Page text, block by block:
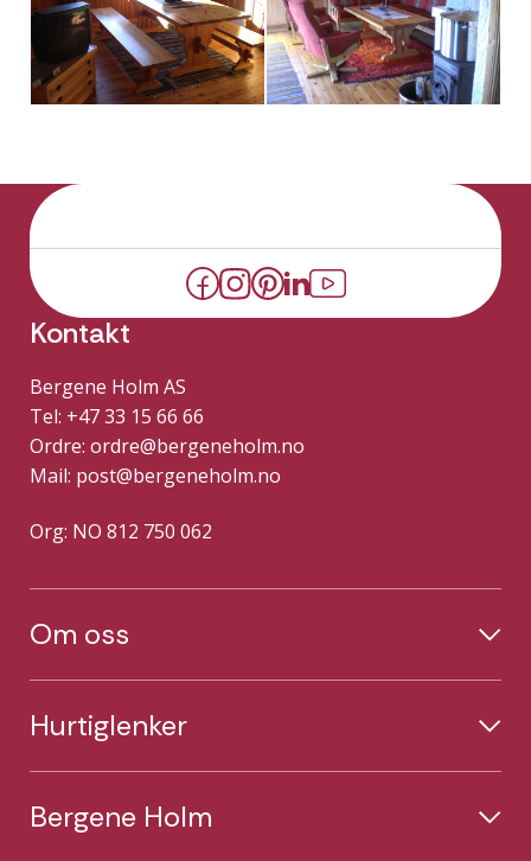
Kontakt
Bergene Holm AS
Tel: +47 33 15 66 66
Ordre: ordre@bergeneholm.no
Mail: post@bergeneholm.no
Org: NO 812 750 062
Om oss
Hurtiglenker
Bergene Holm